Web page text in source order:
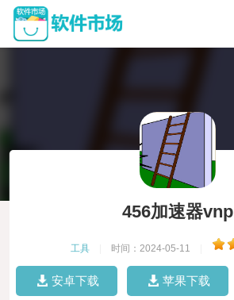
456加速器vnp
工具 时间：2024-05-11
安卓下载 苹果下载